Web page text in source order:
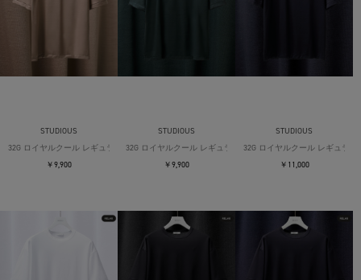
STUDIOUS
32G ロイヤルクール レギュラーTシャツ
￥9,900
STUDIOUS
32G ロイヤルクール レギュラーTシャツ
￥9,900
STUDIOUS
32G ロイヤルクール レギュラー
￥11,000